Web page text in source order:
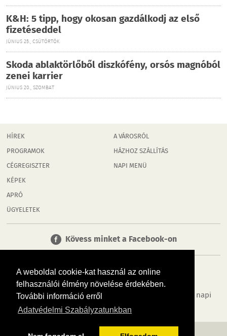
A weboldal cookie-kat használ az online
felhasználói élmény növelése érdekében.
További információ erről
Adatvédelmi Szabályzatunkban
K&H: 5 tipp, hogy okosan gazdálkodj az első
fizetéseddel
JÚNIUS 25., CSÜTÖRTÖK
Skoda ablaktörlőből diszkófény, orsós magnóból
zenei karrier
JÚNIUS 20., SZOMBAT
HÍREK
PROGRAMOK
CÉGREGISZTER
KÉPEK
APRÓ
ÜGYELETEK
A VÁROSRÓL
HÁZHOZ SZÁLLÍTÁS
NAPI MENÜ
Kövess minket a Facebook-on
Tudj meg többet városodról! Hírek, programok, képek, napi
menü, cégek…. és minden, ami Rábaköz
MÉDIAAJÁNLÓ ADATVÉDELEM IMPRESSZUM RÓLUNK